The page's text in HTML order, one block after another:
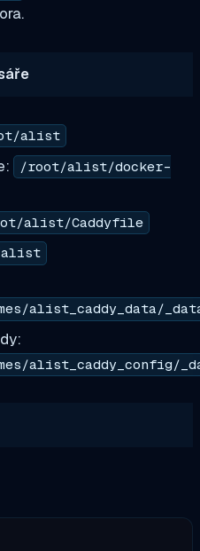
alist
/root/alist/docker-
alist/Caddyfile
alist_caddy_data/
alist_caddy_config/